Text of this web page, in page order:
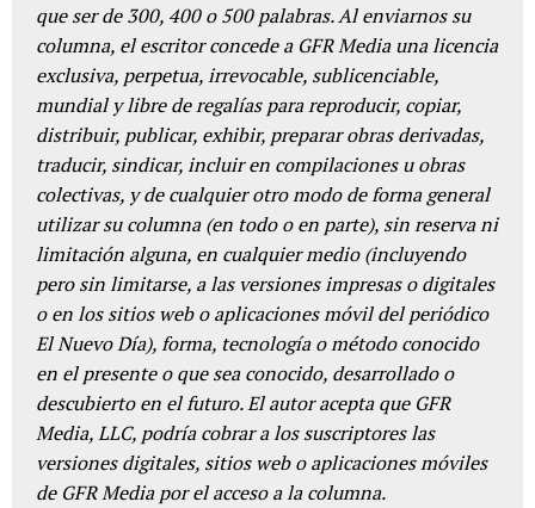
que ser de 300, 400 o 500 palabras. Al enviarnos su
columna, el escritor concede a GFR Media una licencia
exclusiva, perpetua, irrevocable, sublicenciable,
mundial y libre de regalías para reproducir, copiar,
distribuir, publicar, exhibir, preparar obras derivadas,
traducir, sindicar, incluir en compilaciones u obras
colectivas, y de cualquier otro modo de forma general
utilizar su columna (en todo o en parte), sin reserva ni
limitación alguna, en cualquier medio (incluyendo
pero sin limitarse, a las versiones impresas o digitales
o en los sitios web o aplicaciones móvil del periódico
El Nuevo Día), forma, tecnología o método conocido
en el presente o que sea conocido, desarrollado o
descubierto en el futuro. El autor acepta que GFR
Media, LLC, podría cobrar a los suscriptores las
versiones digitales, sitios web o aplicaciones móviles
de GFR Media por el acceso a la columna.